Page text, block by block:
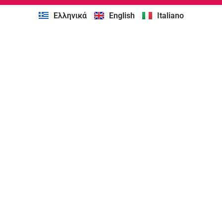
Ελληνικά English Italiano